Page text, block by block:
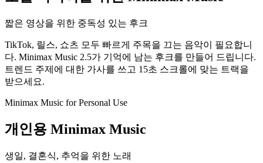
짧은 영상을 위한 중독성 있는 후크
TikTok, 릴스, 쇼츠 모두 빠르게 주목을 끄는 음악이 필요합니
다. Minimax Music 2.5가 기억에 남는 후크를 만들어 드립니다.
트렌드 주제에 대한 가사를 쓰고 15초 스크롤에 맞는 트랙을
받으세요.
Minimax Music for Personal Use
개인용 Minimax Music
생일, 결혼식, 추억을 위한 노래